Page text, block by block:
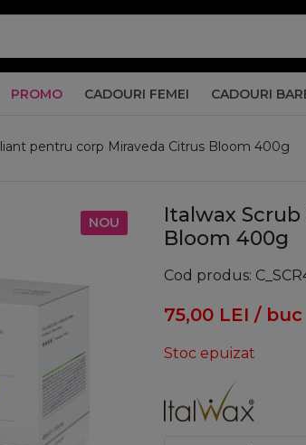
PROMO CADOURI FEMEI CADOURI
pentru corp Miraveda Citrus Bloom 400g
NOU
Italwax
Bloom 400g
Cod produs
75,00 LEI / buc
Stoc epuizat